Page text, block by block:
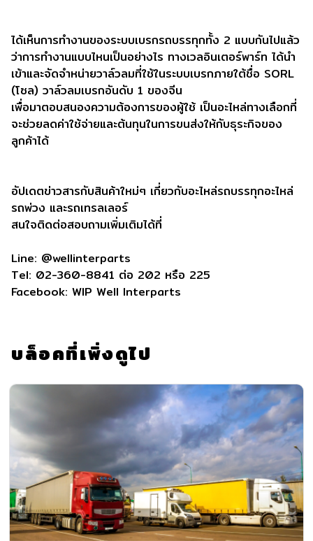
ได้เห็นการทำงานของระบบเบรกรถบรรทุกทั้ง 2 แบบกันไปแล้ว
ว่าการทำงานแบบไหนเป็นอย่างไร ทางเวลอินเตอร์พาร์ท ได้นำ
เข้าและจัดจำหน่ายวาล์วลมที่ใช้ในระบบเบรกภายใต้ชื่อ SORL
(โซล) วาล์วลมเบรกอันดับ 1 ของจีน
เพื่อมาตอบสนองความต้องการของผู้ใช้ เป็นอะไหล่ทางเลือกที่
จะช่วยลดค่าใช้จ่ายและต้นทุนในการขนส่งให้กับธุระกิจของ
ลูกค้าได้
อัปเดตข่าวสารกับสินค้าใหม่ๆ เกี่ยวกับอะไหล่รถบรรทุกอะไหล่
รถพ่วง และรถเทรลเลอร์
สนใจติดต่อสอบถามเพิ่มเติมได้ที่
Line: @wellinterparts
Tel: 02-360-8841 ต่อ 202 หรือ 225
Facebook: WIP Well Interparts
บล็อคที่เพิ่งดูไป